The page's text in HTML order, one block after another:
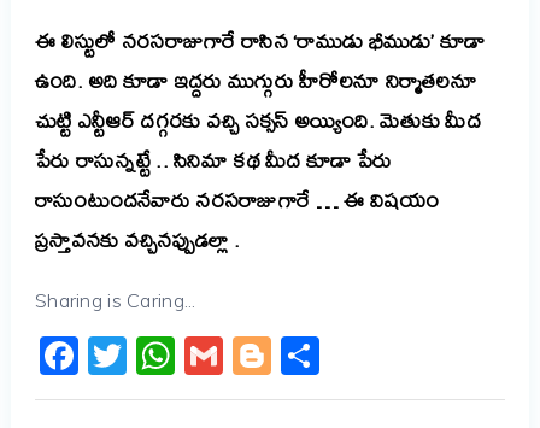
ఈ లిస్టులో నరసరాజుగారే రాసిన ‘రాముడు భీముడు’ కూడా
ఉంది. అది కూడా ఇద్దరు ముగ్గురు హీరోలనూ నిర్మాతలనూ
చుట్టి ఎన్టీఆర్ దగ్గరకు వచ్చి సక్సస్ అయ్యింది. మెతుకు మీద
పేరు రాసున్నట్టే .. సినిమా కథ మీద కూడా పేరు
రాసుంటుందనేవారు నరసరాజుగారే … ఈ విషయం
ప్రస్తావనకు వచ్చినప్పుడల్లా .
Sharing is Caring...
Facebook
Twitter
WhatsApp
GmailBlogger
Share